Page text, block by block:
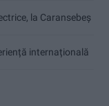
la Caransebeș
internațională